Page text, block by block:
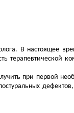
В настоящее
при первой